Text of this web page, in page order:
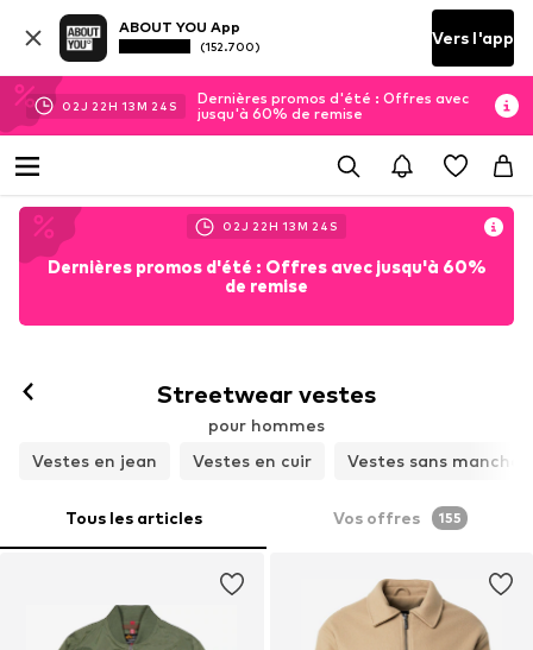
ABOUT YOU App
(152.700) Vers l'app
02J 22H 13M 21 S
Dernières promos d'été : Offres avec
jusqu'à 60% de remise
02J 22H 13M 21 S
Dernières promos d'été : Offres avec jusqu'à 60%
de remise
Streetwear vestes
pour hommes
Vestes en jean
Vestes en cuir Vestes sans manches
Tous les articles Vos offres 155